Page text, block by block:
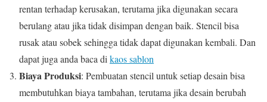
rentan terhadap kerusakan, terutama jika digunakan secara
berulang atau jika tidak disimpan dengan baik. Stencil bisa
rusak atau sobek sehingga tidak dapat digunakan kembali. Dan
dapat juga anda baca dikaos sablon
Biaya Produksi: Pembuatan stencil untuk setiap desain bisa
membutuhkan biaya tambahan, terutama jika desain berubah